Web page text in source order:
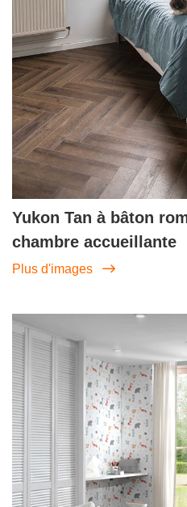
Yukon Tan à bâton
chambre accueillante
Plus d'images